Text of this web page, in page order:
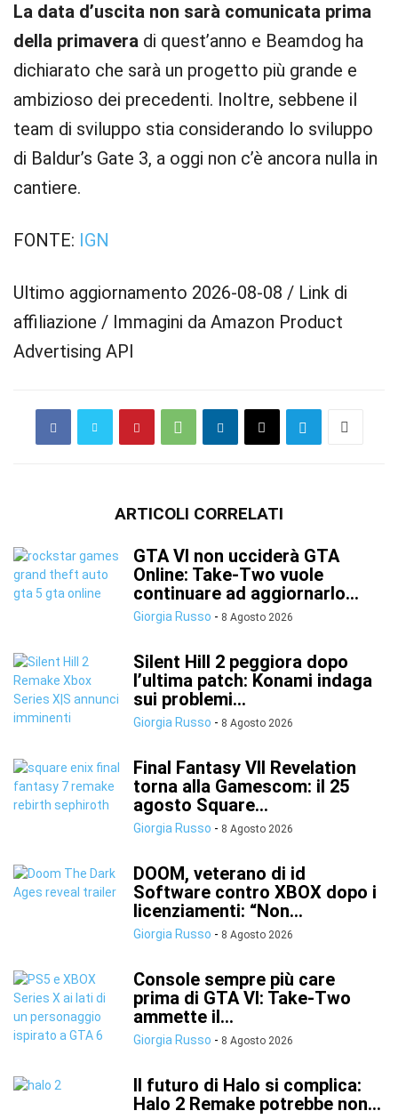
La data d’uscita non sarà comunicata prima
della primavera di quest’anno e Beamdog ha
dichiarato che sarà un progetto più grande e
ambizioso dei precedenti. Inoltre, sebbene il
team di sviluppo stia considerando lo sviluppo
di Baldur’s Gate 3, a oggi non c’è ancora nulla in
cantiere.
FONTE: IGN
Ultimo aggiornamento 2026-08-08 / Link di
affiliazione / Immagini da Amazon Product
Advertising API
ARTICOLI CORRELATI
GTA VI non ucciderà GTA
Online: Take-Two vuole
continuare ad aggiornarlo...
Giorgia Russo - 8 Agosto 2026
Silent Hill 2 peggiora dopo
l’ultima patch: Konami indaga
sui problemi...
Giorgia Russo - 8 Agosto 2026
Final Fantasy VII Revelation
torna alla Gamescom: il 25
agosto Square...
Giorgia Russo - 8 Agosto 2026
DOOM, veterano di id
Software contro XBOX dopo i
licenziamenti: “Non...
Giorgia Russo - 8 Agosto 2026
Console sempre più care
prima di GTA VI: Take-Two
ammette il...
Giorgia Russo - 8 Agosto 2026
Il futuro di Halo si complica:
Halo 2 Remake potrebbe non...